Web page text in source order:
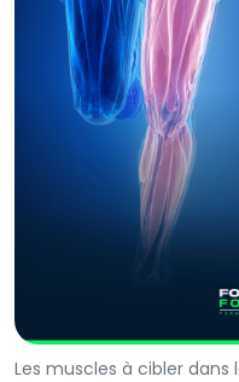
Les muscles à cibler dans